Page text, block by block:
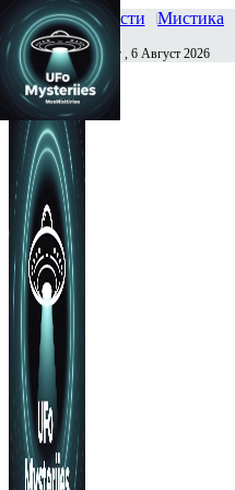
Главная Новости Мистика
Сегодня Четверг , 6 Август 2026